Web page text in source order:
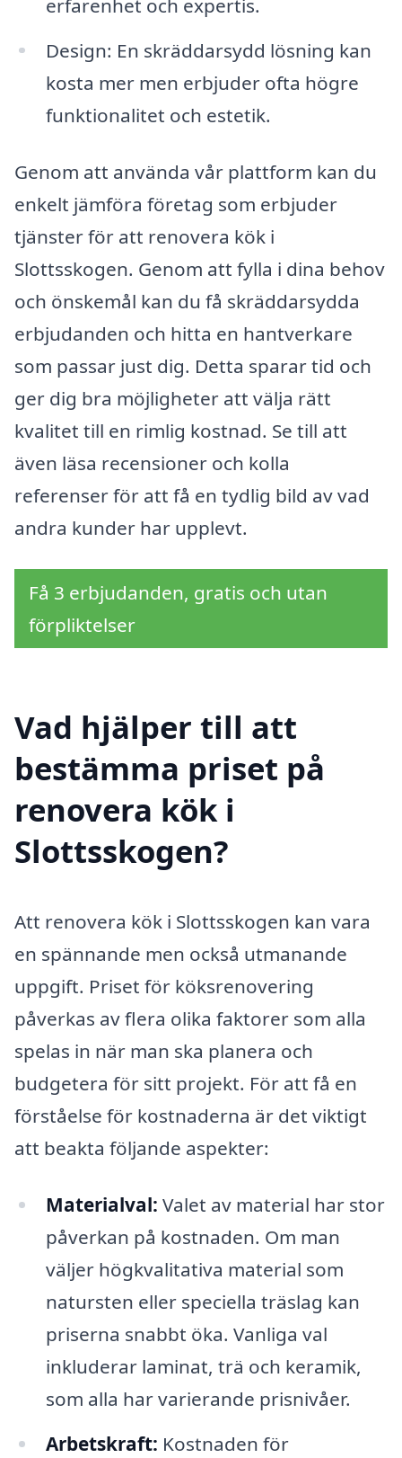
erfarenhet och expertis.
Design: En skräddarsydd lösning kan
kosta mer men erbjuder ofta högre
funktionalitet och estetik.
Genom att använda vår plattform kan du
enkelt jämföra företag som erbjuder
tjänster för att renovera kök i
Slottsskogen. Genom att fylla i dina behov
och önskemål kan du få skräddarsydda
erbjudanden och hitta en hantverkare
som passar just dig. Detta sparar tid och
ger dig bra möjligheter att välja rätt
kvalitet till en rimlig kostnad. Se till att
även läsa recensioner och kolla
referenser för att få en tydlig bild av vad
andra kunder har upplevt.
Få 3 erbjudanden, gratis och utan
förpliktelser
Vad hjälper till att
bestämma priset på
renovera kök i
Slottsskogen?
Att renovera kök i Slottsskogen kan vara
en spännande men också utmanande
uppgift. Priset för köksrenovering
påverkas av flera olika faktorer som alla
spelas in när man ska planera och
budgetera för sitt projekt. För att få en
förståelse för kostnaderna är det viktigt
att beakta följande aspekter:
Materialval: Valet av material har stor
påverkan på kostnaden. Om man
väljer högkvalitativa material som
natursten eller speciella träslag kan
priserna snabbt öka. Vanliga val
inkluderar laminat, trä och keramik,
som alla har varierande prisnivåer.
Arbetskraft: Kostnaden för